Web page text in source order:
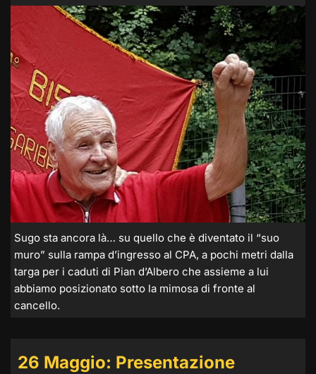
Sugo sta ancora là… su quello che è diventato il “suo
muro” sulla rampa d’ingresso al CPA, a pochi metri dalla
targa per i caduti di Pian d’Albero che assieme a lui
abbiamo posizionato sotto la mimosa di fronte al
cancello.
26 Maggio: Presentazione